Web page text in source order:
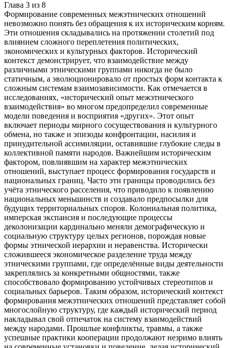
Глава 3 из 8
Формирование современных межэтнических отношений
невозможно понять без обращения к их историческим корням.
Эти отношения складывались на протяжении столетий под
влиянием сложного переплетения политических,
экономических и культурных факторов. Исторический
контекст демонстрирует, что взаимодействие между
различными этническими группами никогда не было
статичным, а эволюционировало от простых форм контакта к
сложным системам взаимозависимости. Как отмечается в
исследованиях, «исторический опыт межэтнического
взаимодействия» во многом предопределил современные
модели поведения и восприятия «других». Этот опыт
включает периоды мирного сосуществования и культурного
обмена, но также и эпизоды конфронтации, насилия и
принудительной ассимиляции, оставившие глубокие следы в
коллективной памяти народов. Важнейшим историческим
фактором, повлиявшим на характер межэтнических
отношений, выступает процесс формирования государств и
национальных границ. Часто эти границы проводились без
учёта этнического расселения, что приводило к появлению
национальных меньшинств и создавало предпосылки для
будущих территориальных споров. Колониальная политика,
имперская экспансия и последующие процессы
деколонизации кардинально меняли демографическую и
социальную структуру целых регионов, порождая новые
формы этнической иерархии и неравенства. Исторически
сложившееся экономическое разделение труда между
этническими группами, где определённые виды деятельности
закреплялись за конкретными общностями, также
способствовало формированию устойчивых стереотипов и
социальных барьеров. Таким образом, исторический контекст
формирования межэтнических отношений представляет собой
многослойную структуру, где каждый исторический период
накладывал свой отпечаток на систему взаимодействий
между народами. Прошлые конфликты, травмы, а также
успешные практики кооперации продолжают незримо влиять